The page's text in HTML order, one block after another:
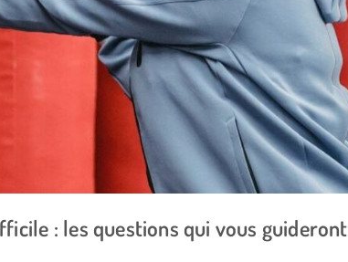
: les questions qui vous guideront